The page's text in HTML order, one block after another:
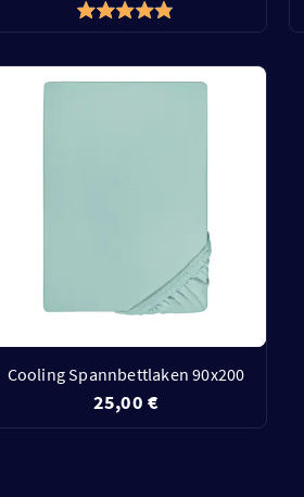
Cooling Spannbettlaken 90x200
25,00 €